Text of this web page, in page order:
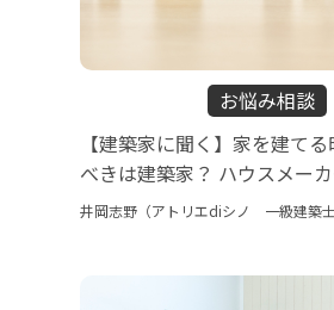
お悩み相談
【建築家に聞く】家を建て
べきは建築家？ ハウスメー
井岡志野（アトリエdiシノ 一級建築士